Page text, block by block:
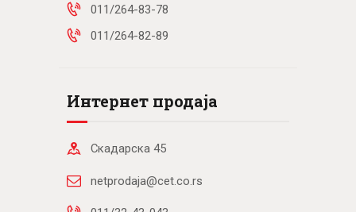
011/264-83-78
011/264-82-89
Интернет продаја
Скадарска 45
netprodaja@cet.co.rs